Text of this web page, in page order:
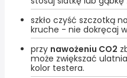
szkło czyść szczotką
kruche - nie dokręcaj
przy nawożeniu CO2
może zwiększać
kolor testera.